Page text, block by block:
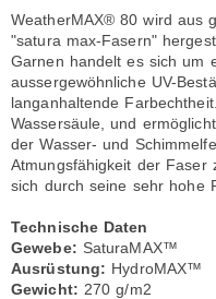
WeatherMAX® 80 wird aus
"satura max-Fasern"
Garnen handelt es sich um
aussergewöhnliche UV-
langanhaltende
Wassersäule, und
der Wasser- und
Atmungsfähigkeit der Faser
sich durch seine sehr hohe
Technische Daten
Gewebe: SaturaMAX™
Ausrüstung: HydroMAX™
Gewicht: 270 g/m2